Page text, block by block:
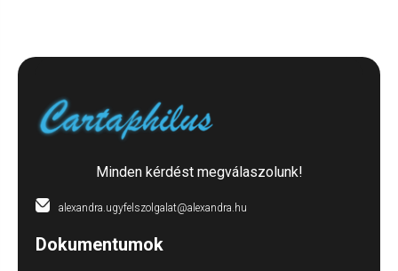
Minden kérdést megválaszolunk!
alexandra.ugyfelszolgalat@alexandra.hu
Dokumentumok